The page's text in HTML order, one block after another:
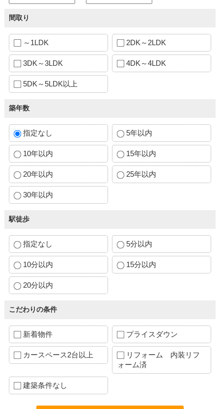
間取り
～1LDK 2DK～2LDK
3DK～3LDK 4DK～4LDK
5DK～5LDK以上
築年数
指定なし 5年以内
10年以内 15年以内
20年以内 25年以内
30年以内
駅徒歩
指定なし 5分以内
10分以内 15分以内
20分以内
こだわりの条件
新着物件 プライスダウン
カースペース2台以上
リフォーム 内装リフ
ォーム済
建築条件なし